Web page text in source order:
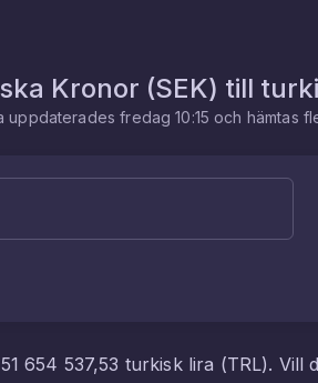
Kronor (SEK) till
uppdateradesfredag 10:15 och hämtas
654 537,53 turkisk lira (TRL). Vill